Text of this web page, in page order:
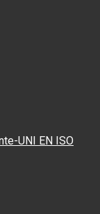
UNI EN ISO